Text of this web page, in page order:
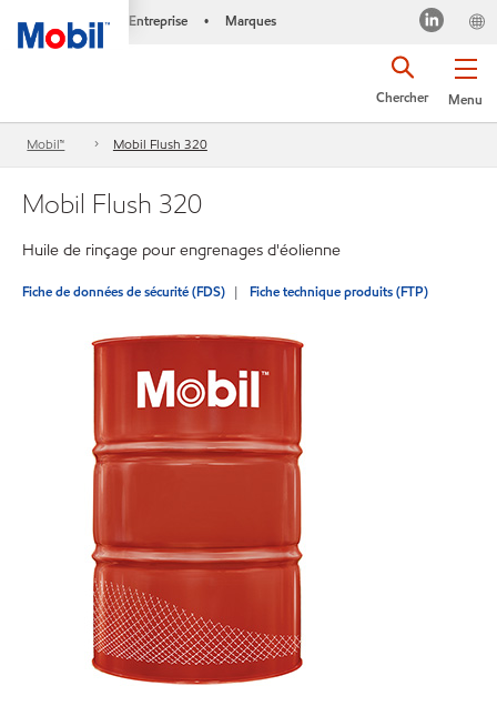
Entreprise • Marques
Menu
Chercher
Mobil™ Mobil Flush 320
Mobil Flush 320
Huile de rinçage pour engrenages d'éolienne
Fiche de données de sécurité (FDS) Fiche technique produits (FTP)